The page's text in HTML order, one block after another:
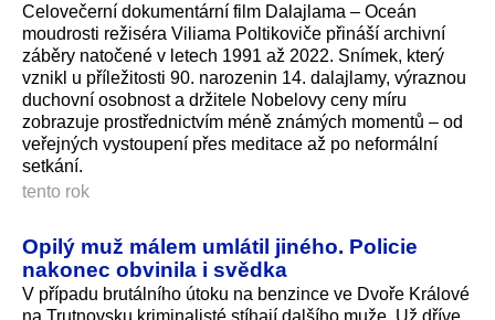
Celovečerní dokumentární film Dalajlama – Oceán
moudrosti režiséra Viliama Poltikoviče přináší archivní
záběry natočené v letech 1991 až 2022. Snímek, který
vznikl u příležitosti 90. narozenin 14. dalajlamy, výraznou
duchovní osobnost a držitele Nobelovy ceny míru
zobrazuje prostřednictvím méně známých momentů – od
veřejných vystoupení přes meditace až po neformální
setkání.
tento rok
Opilý muž málem umlátil jiného. Policie
nakonec obvinila i svědka
V případu brutálního útoku na benzince ve Dvoře Králové
na Trutnovsku kriminalisté stíhají dalšího muže. Už dříve